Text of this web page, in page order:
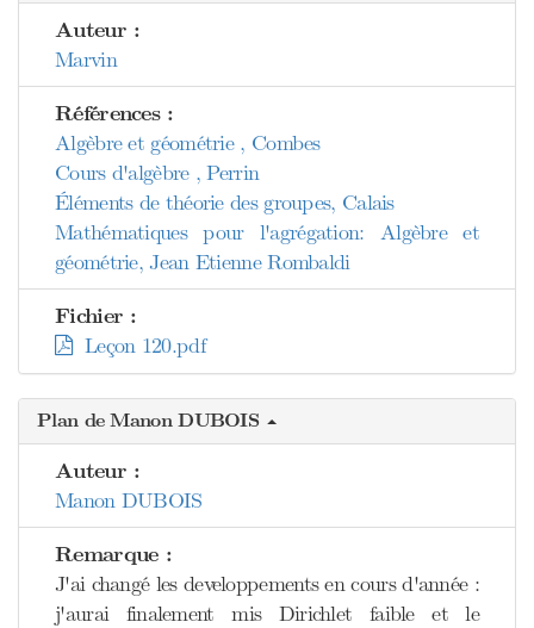
Auteur :
Marvin
Références :
Algèbre et géométrie , Combes
Cours d'algèbre , Perrin
Éléments de théorie des groupes, Calais
Mathématiques pour l'agrégation: Algèbre et
géométrie, Jean Etienne Rombaldi
Fichier :
Leçon 120.pdf
Plan de Manon DUBOIS
Auteur :
Manon DUBOIS
Remarque :
J'ai changé les developpements en cours d'année :
j'aurai finalement mis Dirichlet faible et le